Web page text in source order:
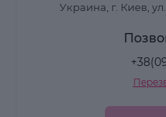
Украина, г. Киев,